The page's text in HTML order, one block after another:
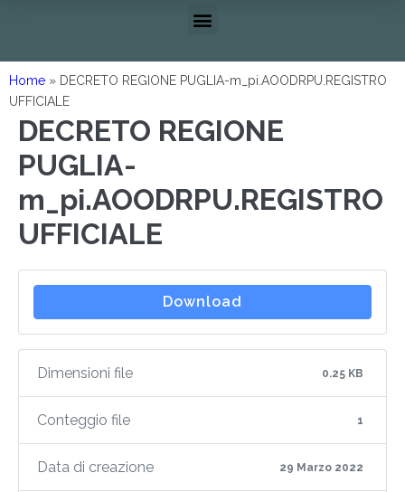
Home » DECRETO REGIONE PUGLIA-m_pi.AOODRPU.REGISTRO
UFFICIALE
DECRETO REGIONE
PUGLIA-
m_pi.AOODRPU.REGISTRO
UFFICIALE
Download
Dimensioni file 0.25 KB
Conteggio file 1
Data di creazione 29 Marzo 2022